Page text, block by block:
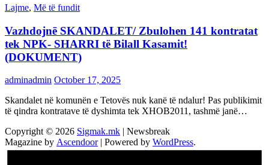
Lajme, Më të fundit
Vazhdojnē SKANDALET/ Zbulohen 141 kontratat
tek NPK- SHARRI të Bilall Kasamit!
(DOKUMENT)
adminadmin October 17, 2025
Skandalet në komunën e Tetovës nuk kanë të ndalur! Pas publikimit
të qindra kontratave të dyshimta tek XHOB2011, tashmë janë…
Copyright © 2026 Sigmak.mk | Newsbreak
Magazine by Ascendoor| Powered by WordPress.